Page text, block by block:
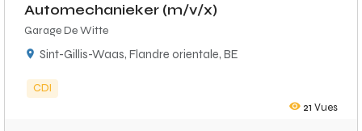
Automechanieker (m/v/x)
Garage De Witte
Sint-Gillis-Waas, Flandre orientale, BE
CDI
21 Vues